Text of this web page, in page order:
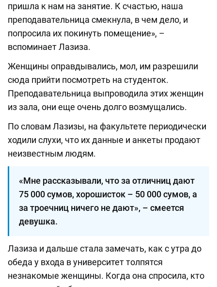
пришла к нам на занятие. К счастью, наша
преподавательница смекнула, в чем дело, и
попросила их покинуть помещение», –
вспоминает Лазиза.
Женщины оправдывались, мол, им разрешили
сюда прийти посмотреть на студенток.
Преподавательница выпроводила этих женщин
из зала, они еще очень долго возмущались.
По словам Лазизы, на факультете периодически
ходили слухи, что их данные и анкеты продают
неизвестным людям.
«Мне рассказывали, что за отличниц дают
75 000 сумов, хорошисток – 50 000 сумов, а
за троечниц ­ничего не дают», – смеется
девушка.
Лазиза и дальше стала замечать, как с утра до
обеда у входа в университет толпятся
незнакомые женщины. Когда она спросила, кто